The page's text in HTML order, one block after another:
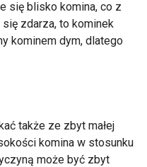
się blisko komina, co z
zdarza, to kominek
kominem dym, dlatego
także ze zbyt małej
komina w stosunku
może być zbyt